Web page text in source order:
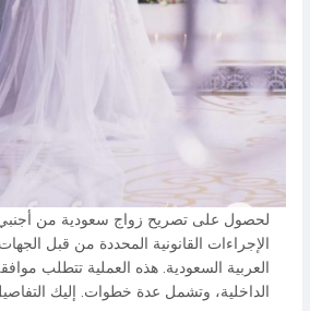
لحصول على تصريح زواج سعودية من
الإجراءات القانونية المحددة من قبل
العربية السعودية. هذه العملية تتطلب
الداخلية، وتشمل عدة خطوات. إليك